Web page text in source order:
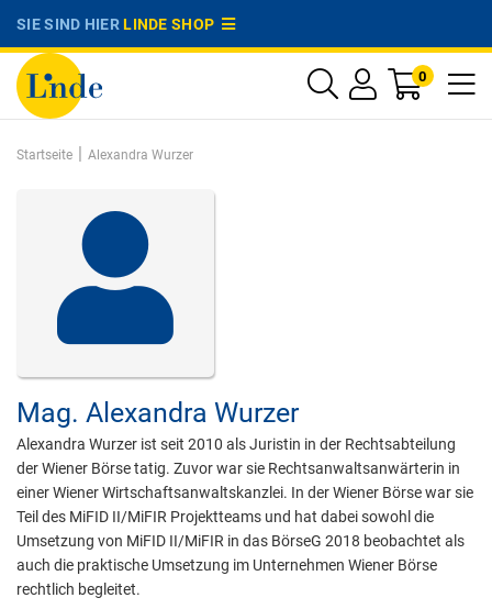
SIE SIND HIERLINDE SHOP
0
Startseite | Alexandra Wurzer
Mag. Alexandra Wurzer
Alexandra Wurzer ist seit 2010 als Juristin in der Rechtsabteilung
der Wiener Börse tatig. Zuvor war sie Rechtsanwaltsanwärterin in
einer Wiener Wirtschaftsanwaltskanzlei. In der Wiener Börse war sie
Teil des MiFID II/MiFIR Projektteams und hat dabei sowohl die
Umsetzung von MiFID II/MiFIR in das BörseG 2018 beobachtet als
auch die praktische Umsetzung im Unternehmen Wiener Börse
rechtlich begleitet.